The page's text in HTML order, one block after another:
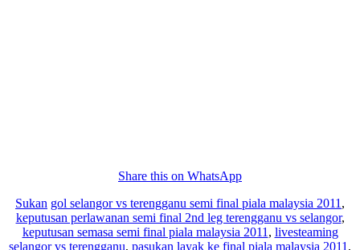
Share this on WhatsApp
Sukan gol selangor vs terengganu semi final piala malaysia 2011 ,
keputusan perlawanan semi final 2nd leg terengganu vs selangor,
keputusan semasa semi final piala malaysia 2011 , livesteaming
selangor vs terengganu, pasukan layak ke final piala malaysia 2011 ,